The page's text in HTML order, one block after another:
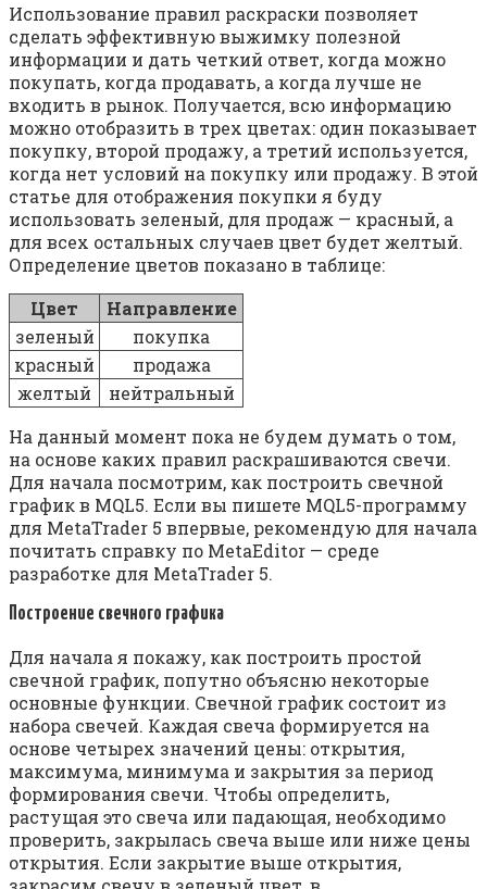
Использование правил раскраски позволяет
сделать эффективную выжимку полезной
информации и дать четкий ответ, когда можно
покупать, когда продавать, а когда лучше не
входить в рынок. Получается, всю информацию
можно отобразить в трех цветах: один показывает
покупку, второй продажу, а третий используется,
когда нет условий на покупку или продажу. В этой
статье для отображения покупки я буду
использовать зеленый, для продаж — красный, а
для всех остальных случаев цвет будет желтый.
Определение цветов показано в таблице:
Цвет
Направление
зеленый
покупка
красный
продажа
желтый
нейтральный
На данный момент пока не будем думать о том,
на основе каких правил раскрашиваются свечи.
Для начала посмотрим, как построить свечной
график в MQL5. Если вы пишете MQL5-программу
для MetaTrader 5 впервые, рекомендую для начала
почитать справку по MetaEditor — среде
разработке для MetaTrader 5.
Построение свечного графика
Для начала я покажу, как построить простой
свечной график, попутно объясню некоторые
основные функции. Свечной график состоит из
набора свечей. Каждая свеча формируется на
основе четырех значений цены: открытия,
максимума, минимума и закрытия за период
формирования свечи. Чтобы определить,
растущая это свеча или падающая, необходимо
проверить, закрылась свеча выше или ниже цены
открытия. Если закрытие выше открытия,